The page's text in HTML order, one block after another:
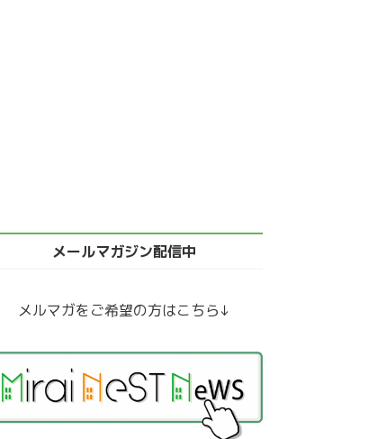
メールマガジン配信中
メルマガをご希望の方はこちら↓